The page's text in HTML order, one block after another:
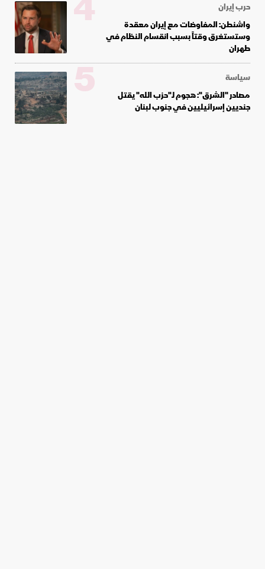
حرب إيران
واشنطن: المفاوضات مع إيران معقدة
وستستغرق وقتاً بسبب انقسام النظام في
طهران
سياسة
مصادر "الشرق": هجوم لـ"حزب الله" يقتل
جنديين إسرائيليين في جنوب لبنان
5